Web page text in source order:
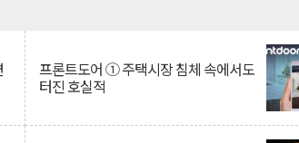
프론트도어 ① 주택시장 침체 속에서도
터진 호실적